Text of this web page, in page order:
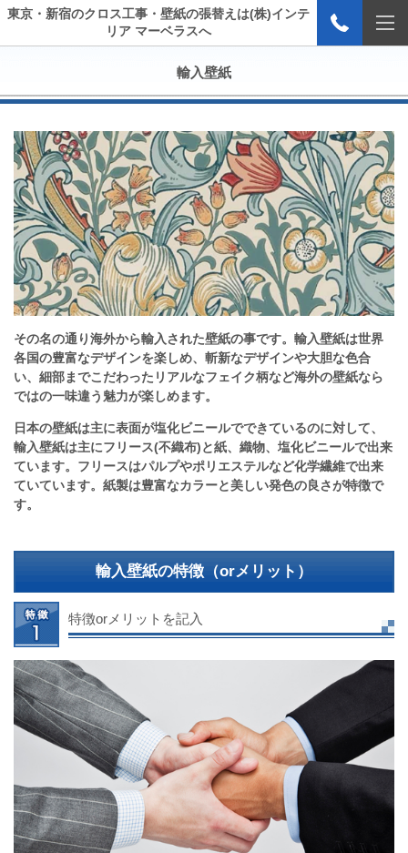
東京・新宿のクロス工事・壁紙の張替えは(株)インテ
リア マーベラスへ
輸入壁紙
その名の通り海外から輸入された壁紙の事です。輸入壁紙は世界
各国の豊富なデザインを楽しめ、斬新なデザインや大胆な色合
い、細部までこだわったリアルなフェイク柄など海外の壁紙なら
ではの一味違う魅力が楽しめます。
日本の壁紙は主に表面が塩化ビニールでできているのに対して、
輸入壁紙は主にフリース(不織布)と紙、織物、塩化ビニールで出来
ています。フリースはパルプやポリエステルなど化学繊維で出来
ていています。紙製は豊富なカラーと美しい発色の良さが特徴で
す。
輸入壁紙の特徴（orメリット）
特徴orメリットを記入